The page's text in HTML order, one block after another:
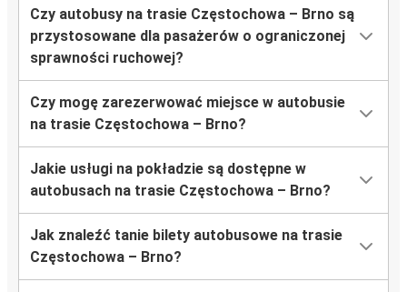
Czy autobusy na trasie Częstochowa – Brno są
przystosowane dla pasażerów o ograniczonej
sprawności ruchowej?
Czy mogę zarezerwować miejsce w autobusie
na trasie Częstochowa – Brno?
Jakie usługi na pokładzie są dostępne w
autobusach na trasie Częstochowa – Brno?
Jak znaleźć tanie bilety autobusowe na trasie
Częstochowa – Brno?